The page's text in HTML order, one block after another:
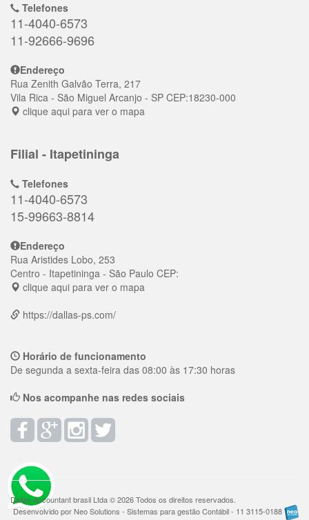
Telefones
11-4040-6573
11-92666-9696
Endereço
Rua Zenith Galvão Terra, 217
Vila Rica - São Miguel Arcanjo - SP CEP:18230-000
clique aqui para ver o mapa
Filial - Itapetininga
Telefones
11-4040-6573
15-99663-8814
Endereço
Rua Aristides Lobo, 253
Centro - Itapetininga - São Paulo CEP:
clique aqui para ver o mapa
https://dallas-ps.com/
Horário de funcionamento
De segunda a sexta-feira das 08:00 às 17:30 horas
Nos acompanhe nas redes sociais
Dallas Accountant brasil Ltda © 2026 Todos os direitos reservados.
Desenvolvido por Neo Solutions - Sistemas para gestão Contábil - 11 3115-0188